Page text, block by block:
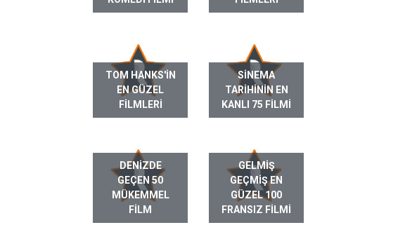
TOM HANKS'IN
EN GÜZEL
FILMLERI
SINEMA
TARIHININ EN
KANLI 75 FILMI
DENIZDE
GEÇEN 50
MÜKEMMEL
FILM
GELMIŞ
GEÇMIŞ EN
GÜZEL 100
FRANSIZ FILMI